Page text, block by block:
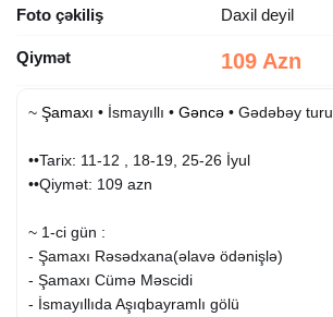
Foto çəkiliş Daxil deyil
Qiymət 109 Azn
~ Şamaxı • İsmayıllı • Gəncə • Gədəbəy turu
••Tarix: 11-12 , 18-19, 25-26 İyul
••Qiymət: 109 azn
~ 1-ci gün :
- Şamaxı Rəsədxana(əlavə ödənişlə)
- Şamaxı Cümə Məscidi
- İsmayıllıda Aşıqbayramlı gölü